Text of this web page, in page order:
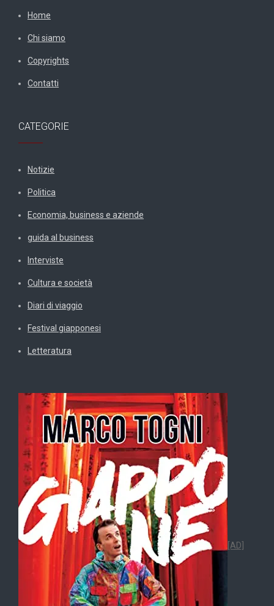
Home
Chi siamo
Copyrights
Contatti
CATEGORIE
Notizie
Politica
Economia, business e aziende
guida al business
Interviste
Cultura e società
Diari di viaggio
Festival giapponesi
Letteratura
[AD]